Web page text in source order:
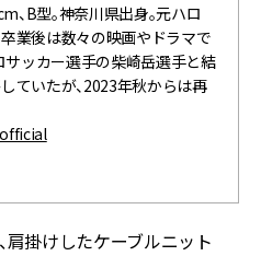
、B型。神奈川県出身。元ハロ
業後は数々の映画やドラマで
サッカー選手の柴崎岳選手と結
ていたが、2023年秋からは再
肩掛けしたケーブルニット